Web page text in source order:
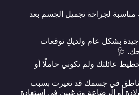
لجراحة تجميل الجسم بعد
بشكل عام ولديكِ توقعات
🩺
عائلتك ولم تكوني حاملًا أو
في جسمك قد تغيرت بسبب
أو الرضاعة وترغبين في استعادة